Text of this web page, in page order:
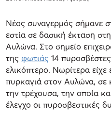
Νέος συναγερμός σήμανε
εστία σε δασική έκταση
Αυλώνα. Στο σημείο
της φωτιάς 14
ελικόπτερο. Νωρίτερα
πυρκαγιά στον Αυλώνα, σε
την τρέχουσα, την οποία
έλεγχο οι πυροσβεστικές